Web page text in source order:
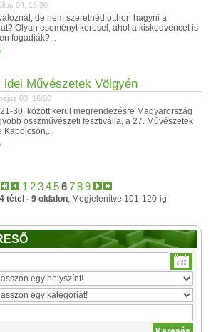
04. 15:30
de nem szeretnéd otthon hagyni a
Olyan eseményt keresel, ahol a kiskedvencet is
fogadják?...
idei Művészetek Völgyén
03. 16:00
30. között kerül megrendezésre Magyarország
összművészeti fesztiválja, a 27. Művészetek
Kapolcson,...
1 23456789
tétel - 9 oldalon, Megjelenítve 101-120-ig